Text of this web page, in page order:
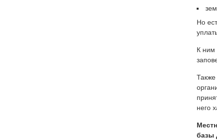
Но
К ним
него
базы